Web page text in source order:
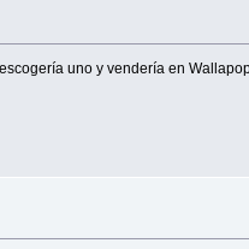
uno y vendería en